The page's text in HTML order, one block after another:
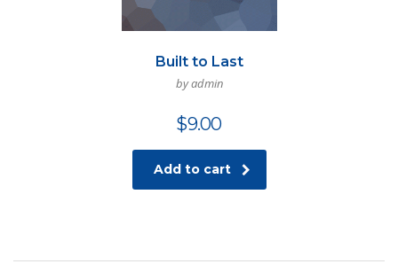
Built to Last
by admin
$9.00
Add to cart